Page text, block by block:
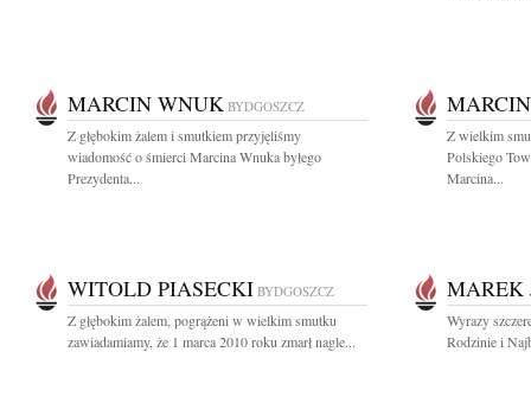
MARCIN WNUK BYDGOSZCZ
Z głębokim żalem i smutkiem przyjęliśmy
wiadomość o śmierci Marcina Wnuka byłego
Prezydenta...
Z wielkim
Polskiego
Marcina...
WITOLD PIASECKI BYDGOSZCZ
Z głębokim żalem, pogrążeni w wielkim smutku
zawiadamiamy, że 1 marca 2010 roku zmarł nagle...
MAREK
Wyrazy
Rodzinie i